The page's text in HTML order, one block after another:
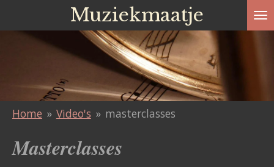
direct
hoofdinhoud
Muziekmaatje
Home » Video's » masterclasses
Masterclasses